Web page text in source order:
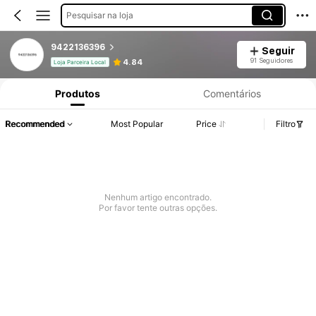
Pesquisar na loja
9422136396
Loja Parceira Local 4.84
Seguir
91 Seguidores
Produtos Comentários
Recommended Most Popular Price Filtro
Nenhum artigo encontrado.
Por favor tente outras opções.